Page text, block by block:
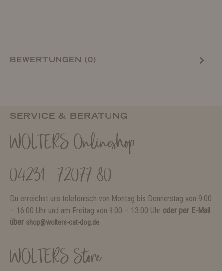
BEWERTUNGEN (0)
SERVICE & BERATUNG
WOLTERS Onlineshop
04231 - 72077-80
Du erreichst uns telefonisch von Montag bis Donnerstag von 9:00
– 16:00 Uhr und am Freitag von 9:00 – 13:00 Uhr oder per E-Mail
über shop@wolters-cat-dog.de
WOLTERS Store